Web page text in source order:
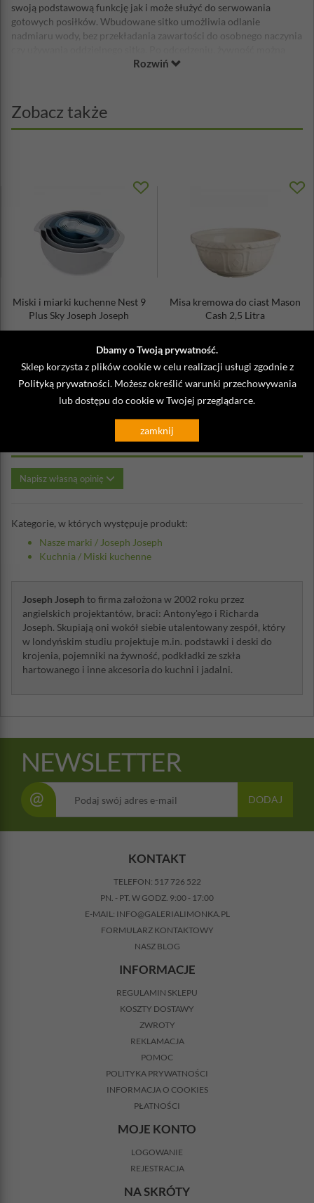
Dbamy o Twoją prywatność.
Sklep korzysta z plików cookie w celu realizacji usługi zgodnie z
Polityką prywatności . Możesz określić warunki przechowywania
lub dostępu do cookie w Twojej przeglądarce.
zamknij
swoją podstawową funkcję jak i może służyć do serwowania
gotowych posiłków. Wbudowane sitko umożliwia odlanie
nadmiaru wody, bez przekładania zawartości do osobnego naczynia
przełożyć do garnka czy na patelnię do dalszej obróbki cieplnej,
Materiał: polipropylen, guma
Można myć w zmywarce.
Rozwiń
Zobacz także
Miski i miarki kuchenne Nest 9
Plus Sky Joseph Joseph
309,00 zł
Misa kremowa do ciast Mason
Cash 2,5 Litra
169,00 zł
Opinie o Miska mała z sitkiem
PrepServe Joseph Joseph zielona
Napisz własną opinię
Kategorie, w których występuje produkt:
Nasze marki / Joseph Joseph
Kuchnia / Miski kuchenne
Joseph Joseph to firma założona w 2002 roku przez
angielskich projektantów, braci: Antony'ego i Richarda
Joseph. Skupiają oni wokół siebie utalentowany zespół, który
w londyńskim studiu projektuje m.in. podstawki i deski do
krojenia, pojemniki na żywność, podkładki ze szkła
hartowanego i inne akcesoria do kuchni i jadalni.
NEWSLETTER
@ DODAJ
KONTAKT
TELEFON: 517 726 522
PN. - PT. W GODZ. 9:00 - 17:00
E-MAIL: INFO@GALERIALIMONKA.PL
FORMULARZ KONTAKTOWY
NASZ BLOG
INFORMACJE
REGULAMIN SKLEPU
KOSZTY DOSTAWY
ZWROTY
REKLAMACJA
POMOC
POLITYKA PRYWATNOŚCI
INFORMACJA O COOKIES
PŁATNOŚCI
MOJE KONTO
LOGOWANIE
REJESTRACJA
NA SKRÓTY